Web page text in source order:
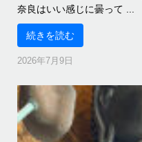
奈良はいい感じに曇って ...
続きを読む
2026年7月9日